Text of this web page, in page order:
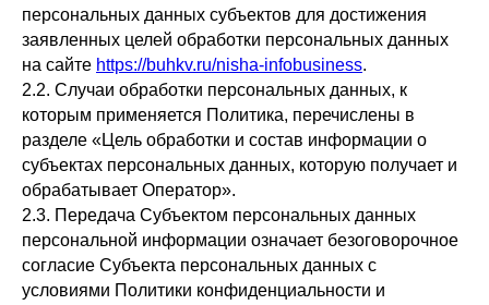
персональных данных субъектов для достижения
заявленных целей обработки персональных данных
на сайте https://buhkv.ru/nisha-infobusiness.
2.2. Случаи обработки персональных данных, к
которым применяется Политика, перечислены в
разделе «Цель обработки и состав информации о
субъектах персональных данных, которую получает и
обрабатывает Оператор».
2.3. Передача Субъектом персональных данных
персональной информации означает безоговорочное
согласие Субъекта персональных данных с
условиями Политики конфиденциальности и